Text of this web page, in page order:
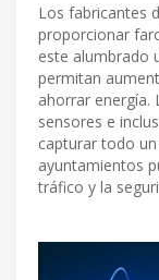
Los fabricantes
proporcionar
este alumbrado
permitan
ahorrar energía.
sensores e
capturar todo
ayuntamientos
tráfico y la